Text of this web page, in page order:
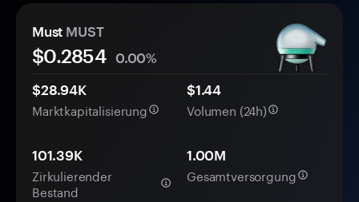
Must MUST
$0.2854
0.00%
$28.94K
Marktkapitalisierung
$1.44
Volumen (24h)
101.39K
Zirkulierender
Bestand
1.00M
Gesamtversorgung